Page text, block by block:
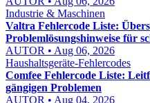
Industrie & Maschinen
Valtra Fehlercode Liste:
Problemlösungshinweise für
AUTOR • Aug 06, 2026
Haushaltsgeräte-Fehlercodes
Comfee Fehlercode Liste:
gängigen Problemen
AUTOR • Aug 04, 2026